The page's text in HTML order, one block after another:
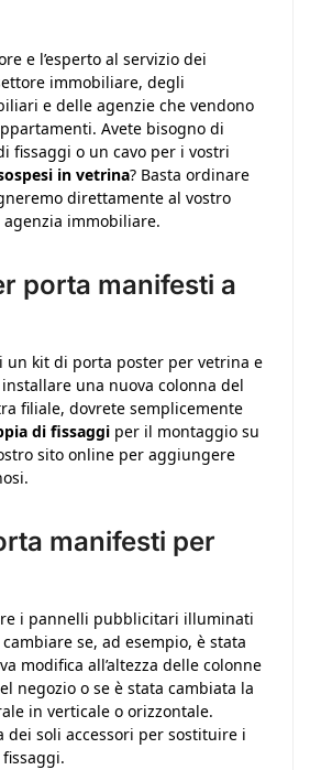
e l’esperto al servizio dei
immobiliare, degli
e delle agenzie che vendono
Avete bisogno di
fissaggi o un cavo per i vostri
in vetrina? Basta ordinare
direttamente al vostro
immobiliare.
porta manifesti a
un kit di porta poster per vetrina e
una nuova colonna del
filiale, dovrete semplicemente
di fissaggi per il montaggio su
sito online per aggiungere
manifesti per
i pannelli pubblicitari illuminati
se, ad esempio, è stata
modifica all’altezza delle colonne
negozio o se è stata cambiata la
in verticale o orizzontale.
dei soli accessori per sostituire i